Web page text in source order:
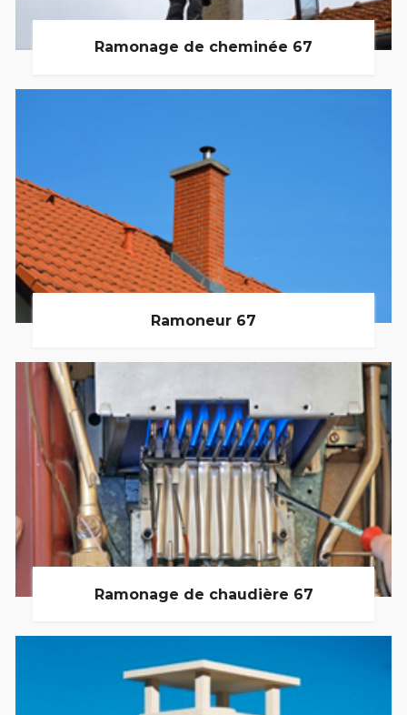
Ramonage de cheminée 67
Ramoneur 67
Ramonage de chaudière 67